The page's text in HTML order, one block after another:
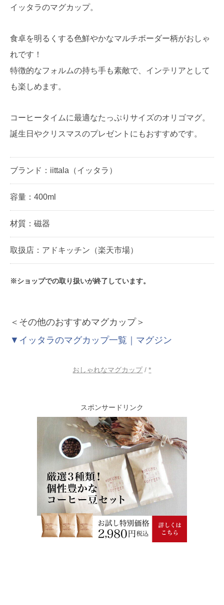
イッタラのマグカップ。
食卓を明るくする色鮮やかなマルチボーダー柄がおしゃ
れです！
特徴的なフォルムの持ち手も素敵で、インテリアとして
も楽しめます。
コーヒータイムに最適なたっぷりサイズのオリゴマグ。
誕生日やクリスマスのプレゼントにもおすすめです。
ブランド：iittala（イッタラ）
容量：400ml
材質：磁器
取扱店：アドキッチン（楽天市場）
※ショップでの取り扱いが終了しています。
＜その他のおすすめマグカップ＞
▼イッタラのマグカップ一覧｜マグジン
おしゃれなマグカップ/*
スポンサードリンク